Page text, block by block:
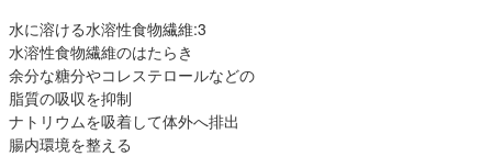
水に溶ける水溶性食物繊維:3
水溶性食物繊維のはたらき
余分な糖分やコレステロールなどの
脂質の吸収を抑制
ナトリウムを吸着して体外へ排出
腸内環境を整える